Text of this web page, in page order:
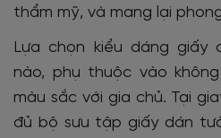
thẩm mỹ, và mang lại
Lựa chọn kiểu dáng giấy
nào, phụ thuộc vào
màu sắc với gia chủ. Tại
đủ bộ sưu tập giấy dán